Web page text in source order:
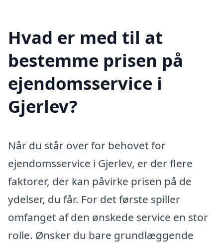
Hvad er med til at
bestemme prisen på
ejendomsservice i
Gjerlev?
Når du står over for behovet for
ejendomsservice i Gjerlev, er der flere
faktorer, der kan påvirke prisen på de
ydelser, du får. For det første spiller
omfanget af den ønskede service en stor
rolle. Ønsker du bare grundlæggende